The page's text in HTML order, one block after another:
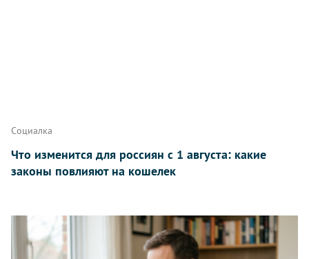
Социалка
Что изменится для россиян с 1 августа: какие
законы повлияют на кошелек